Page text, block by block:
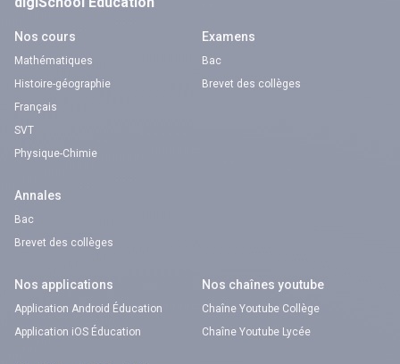
Nos cours
Mathématiques
Histoire-géographie
Français
SVT
Physique-Chimie
Examens
Bac
Brevet des collèges
Annales
Bac
Brevet des collèges
Nos applications
Application Android Éducation
Application iOS Éducation
Nos chaînes youtube
Chaîne Youtube Collège
Chaîne Youtube Lycée